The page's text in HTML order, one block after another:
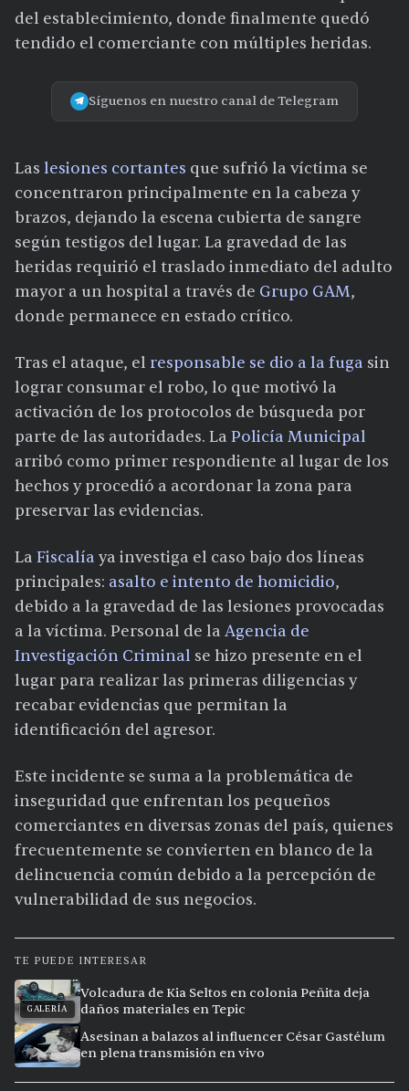
del establecimiento, donde finalmente quedó
tendido el comerciante con múltiples heridas.
Síguenos en nuestro canal de Telegram
Las lesiones cortantes que sufrió la víctima se
concentraron principalmente en la cabeza y
brazos, dejando la escena cubierta de sangre
según testigos del lugar. La gravedad de las
heridas requirió el traslado inmediato del adulto
mayor a un hospital a través de Grupo GAM,
donde permanece en estado crítico.
Tras el ataque, el responsable se dio a la fuga sin
lograr consumar el robo, lo que motivó la
activación de los protocolos de búsqueda por
parte de las autoridades. La Policía Municipal
arribó como primer respondiente al lugar de los
hechos y procedió a acordonar la zona para
preservar las evidencias.
La Fiscalía ya investiga el caso bajo dos líneas
principales: asalto e intento de homicidio,
debido a la gravedad de las lesiones provocadas
a la víctima. Personal de la Agencia de
Investigación Criminal se hizo presente en el
lugar para realizar las primeras diligencias y
recabar evidencias que permitan la
identificación del agresor.
Este incidente se suma a la problemática de
inseguridad que enfrentan los pequeños
comerciantes en diversas zonas del país, quienes
frecuentemente se convierten en blanco de la
delincuencia común debido a la percepción de
vulnerabilidad de sus negocios.
TE PUEDE INTERESAR
GALERÍA
Volcadura de Kia Seltos en colonia Peñita deja
daños materiales en Tepic
Asesinan a balazos al influencer César Gastélum
en plena transmisión en vivo